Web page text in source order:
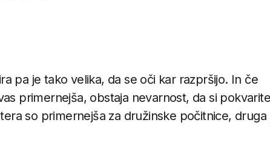
pa je tako velika, da se oči kar razpršijo. In če
primernejša, obstaja nevarnost, da si pokvarite
so primernejša za družinske počitnice, druga